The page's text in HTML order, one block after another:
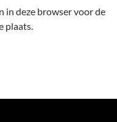
in deze browser voor de
plaats.